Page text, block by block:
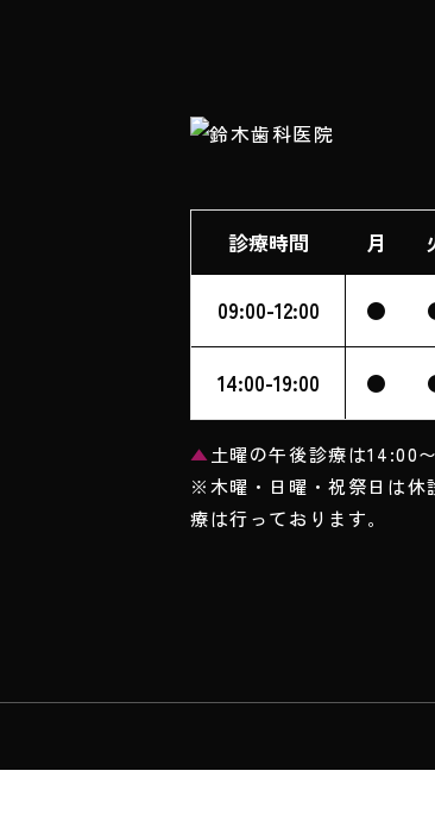
診療時間 月
09:00-12:00 ●
14:00-19:00 ●
▲土曜の午後診療は14:00
※木曜・日曜・祝祭日は休
療は行っております。